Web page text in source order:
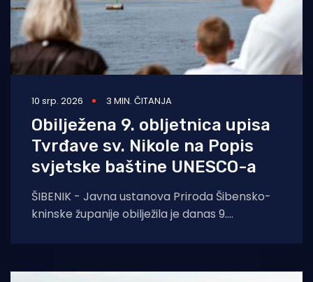
Ribolov
Ekologija
Tradicija i kultura
10 srp. 2026 3 MIN. ČITANJA
Obilježena 9. obljetnica upisa
Tvrđave sv. Nikole na Popis
svjetske baštine UNESCO-a
ŠIBENIK - Javna ustanova Priroda Šibensko-
kninske županije obilježila je danas 9.
svjetske baštine